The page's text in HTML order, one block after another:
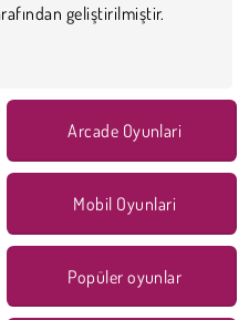
geliştirilmiştir.
Arcade Oyunlari
Mobil Oyunlari
Popüler oyunlar